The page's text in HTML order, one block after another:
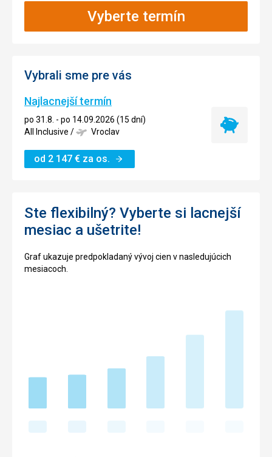
Vyberte termín
Vybrali sme pre vás
Najlacnejší termín
po 31.8. - po 14.09.2026 (15 dní)
All Inclusive / Vroclav
od 2 147 € za os.
Najlacnejší
Ste flexibilný? Vyberte si lacnejší
mesiac a ušetrite!
Graf ukazuje predpokladaný vývoj cien v nasledujúcich
mesiacoch.